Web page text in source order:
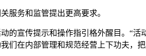
服务和监管提出更高要求。
的宣传提示和操作指引格外醒目。“
们在内部管理和规范经营上下功夫，